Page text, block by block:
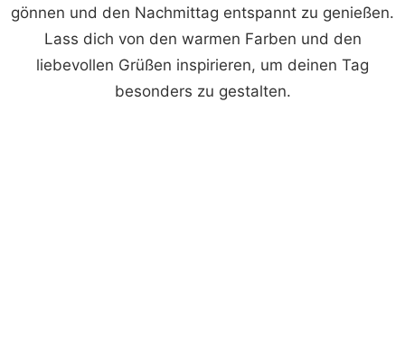
gönnen und den Nachmittag entspannt zu genießen.
Lass dich von den warmen Farben und den
liebevollen Grüßen inspirieren, um deinen Tag
besonders zu gestalten.